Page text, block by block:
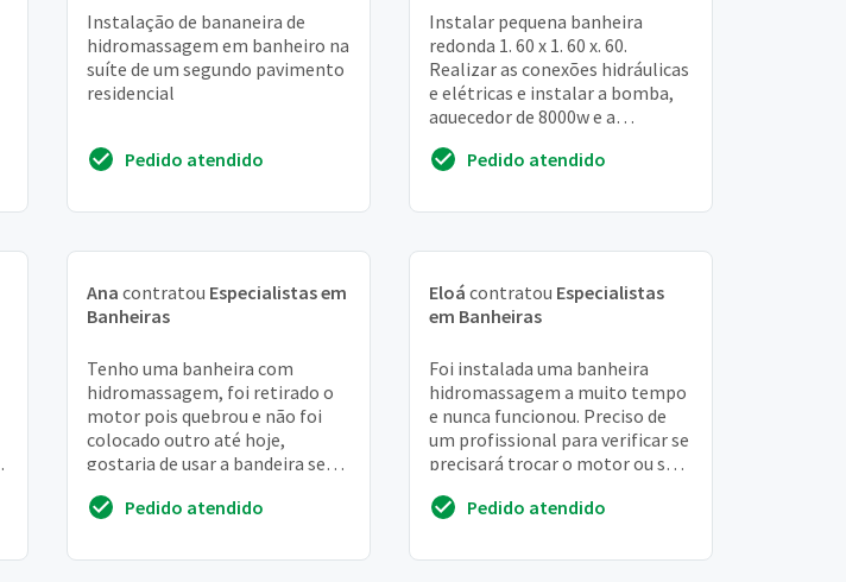
Instalação de bananeira de
hidromassagem em banheiro na
suíte de um segundo pavimento
residencial
Pedido atendido
Instalar pequena banheira
redonda 1. 60 x 1. 60 x. 60.
Realizar as conexões hidráulicas
e elétricas e instalar a bomba,
aquecedor de 8000w e a
separados do casco. Rea...
Pedido atendido
Ana contratou Especialistas em
Banheiras
Tenho uma banheira com
hidromassagem, foi retirado o
motor pois quebrou e não foi
colocado outro até hoje,
gostaria de usar a bandeira sem
que o circuito de ca...
Pedido atendido
Eloá contratou Especialistas
em Banheiras
Foi instalada uma banheira
hidromassagem a muito tempo
e nunca funcionou. Preciso de
um profissional para verificar se
precisará trocar o motor ou se
casa ...Pedido atendido